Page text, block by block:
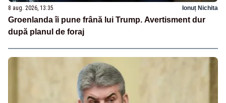
8 aug. 2026, 13:35 Ionuț Nichita
Groenlanda îi pune frână lui Trump. Avertisment dur
după planul de foraj